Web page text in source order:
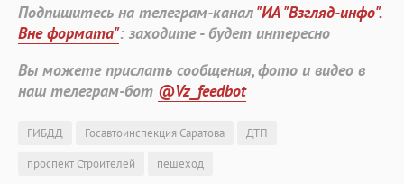
Подпишитесь на телеграм-канал"ИА "Взгляд-инфо".
Вне формата": заходите - будет интересно
Вы можете прислать сообщения, фото и видео в
наш телеграм-бот @Vz_feedbot
ГИБДД Госавтоинспекция Саратова
ДТП
проспект Строителей
пешеход